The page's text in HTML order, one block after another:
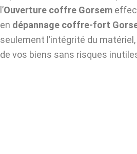
l’Ouverture coffre Gorsem
en dépannage coffre-fort
seulement l’intégrité du
de vos biens sans risques